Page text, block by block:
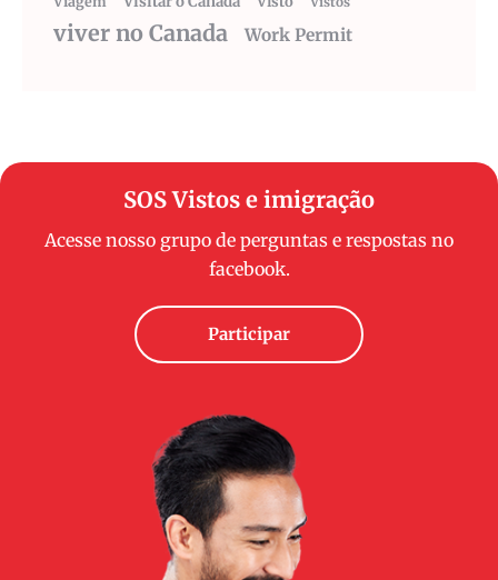
viver no Canada Work Permit
SOS Vistos e imigração
Acesse nosso grupo de perguntas e respostas no
facebook.
Participar